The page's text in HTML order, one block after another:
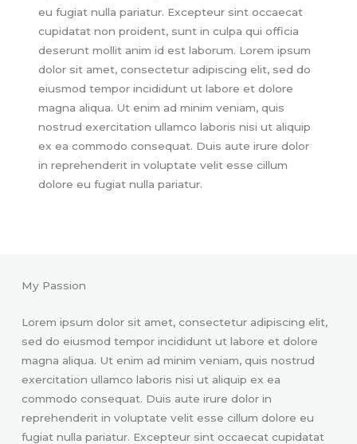
eu fugiat nulla pariatur. Excepteur sint occaecat
cupidatat non proident, sunt in culpa qui officia
deserunt mollit anim id est laborum. Lorem ipsum
dolor sit amet, consectetur adipiscing elit, sed do
eiusmod tempor incididunt ut labore et dolore
magna aliqua. Ut enim ad minim veniam, quis
nostrud exercitation ullamco laboris nisi ut aliquip
ex ea commodo consequat. Duis aute irure dolor
in reprehenderit in voluptate velit esse cillum
dolore eu fugiat nulla pariatur.
My Passion
Lorem ipsum dolor sit amet, consectetur adipiscing elit,
sed do eiusmod tempor incididunt ut labore et dolore
magna aliqua. Ut enim ad minim veniam, quis nostrud
exercitation ullamco laboris nisi ut aliquip ex ea
commodo consequat. Duis aute irure dolor in
reprehenderit in voluptate velit esse cillum dolore eu
fugiat nulla pariatur. Excepteur sint occaecat cupidatat